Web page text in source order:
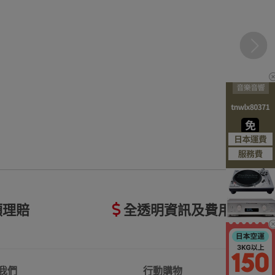
賠 全透明資訊及費用
們 行動購物